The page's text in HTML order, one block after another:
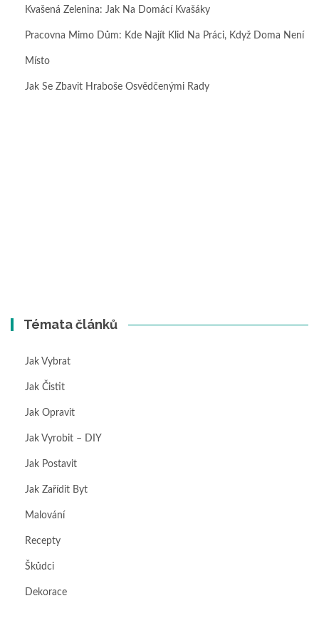
Kvašená Zelenina: Jak Na Domácí Kvašáky
Pracovna Mimo Dům: Kde Najít Klid Na Práci, Když Doma Není
Místo
Jak Se Zbavit Hraboše Osvědčenými Rady
Témata článků
Jak Vybrat
Jak Čistit
Jak Opravit
Jak Vyrobit – DIY
Jak Postavit
Jak Zařídit Byt
Malování
Recepty
Škůdci
Dekorace